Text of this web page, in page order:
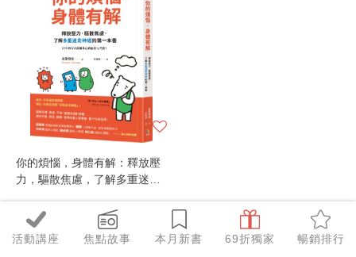
活動講座 焦點故事 本月新書 69折獨家 暢銷排行
你的煩惱，身體有解：釋放壓
力，驅散焦慮，了解多重迷走